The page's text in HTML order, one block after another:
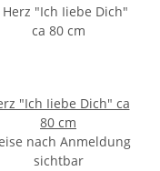
"Ich Iiebe Dich" ca
80 cm
nach Anmeldung
sichtbar